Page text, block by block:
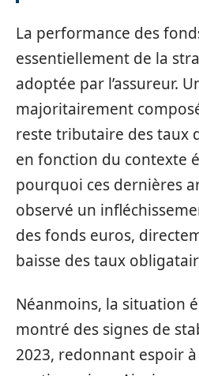
La performance des
essentiellement de la
adoptée par l’assureur.
majoritairement
reste tributaire des taux
en fonction du contexte
pourquoi ces dernières
observé un
des fonds euros,
baisse des taux
Néanmoins, la situation
montré des signes de
2023, redonnant espoir